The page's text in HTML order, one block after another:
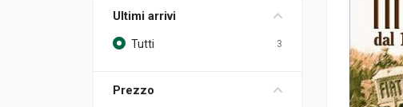
Ultimi arrivi
Tutti 3
Prezzo